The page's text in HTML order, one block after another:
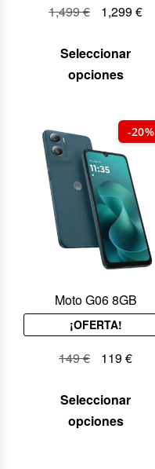
1,499€ 1,299€
Seleccionar
opciones
-20%
Moto G06 8GB
¡OFERTA!
149€ 119€
Seleccionar
opciones